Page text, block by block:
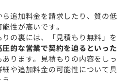
追加料金を請求したり、質の低
性が高いです。
の裏には、「見積もり無料」を
圧的な営業で契約を迫るといった
ります。見積もりの内容をしっ
や追加料金の可能性について具